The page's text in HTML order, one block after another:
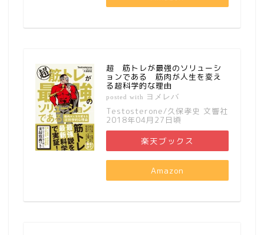
超 筋トレが最強のソリューシ
ョンである 筋肉が人生を変え
る超科学的な理由
posted with ヨメレバ
Testosterone/久保孝史 文響社
2018年04月27日頃
楽天ブックス
Amazon